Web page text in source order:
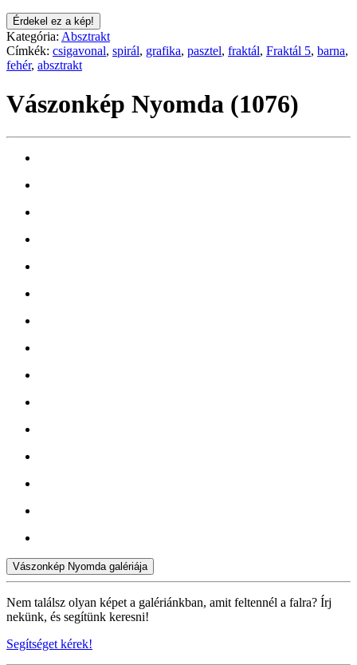
Érdekel ez a kép!
Kategória: Absztrakt
Címkék: csigavonal, spirál, grafika, pasztel, fraktál, Fraktál 5, barna,
fehér, absztrakt
Vászonkép Nyomda (1076)
Vászonkép Nyomda galériája
Nem találsz olyan képet a galériánkban, amit feltennél a falra? Írj
nekünk, és segítünk keresni!
Segítséget kérek!